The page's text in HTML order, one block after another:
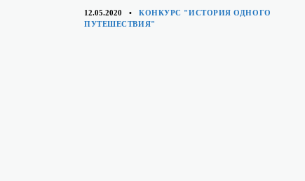
12.05.2020 КАТЕГОРИИ
КОНКУРС "ИСТОРИЯ ОДНОГО
ПУТЕШЕСТВИЯ"